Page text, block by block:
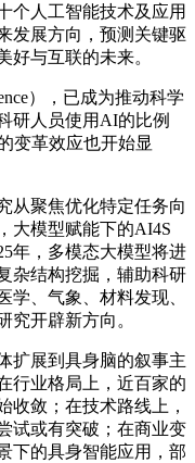
人工智能技术及应用
发展方向，预测关键驱
好与互联的未来。
），已成为推动科学
研人员使用AI的比例
变革效应也开始显
聚焦优化特定任务向
大模型赋能下的AI4S
年，多模态大模型将进
杂结构挖掘，辅助科研
学、气象、材料发现、
究开辟新方向。
展到具身脑的叙事主
行业格局上，近百家的
收敛；在技术路线上，
试或有突破；在商业变
下的具身智能应用，部